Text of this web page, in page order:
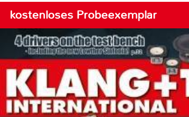
kostenloses Probeexemplar